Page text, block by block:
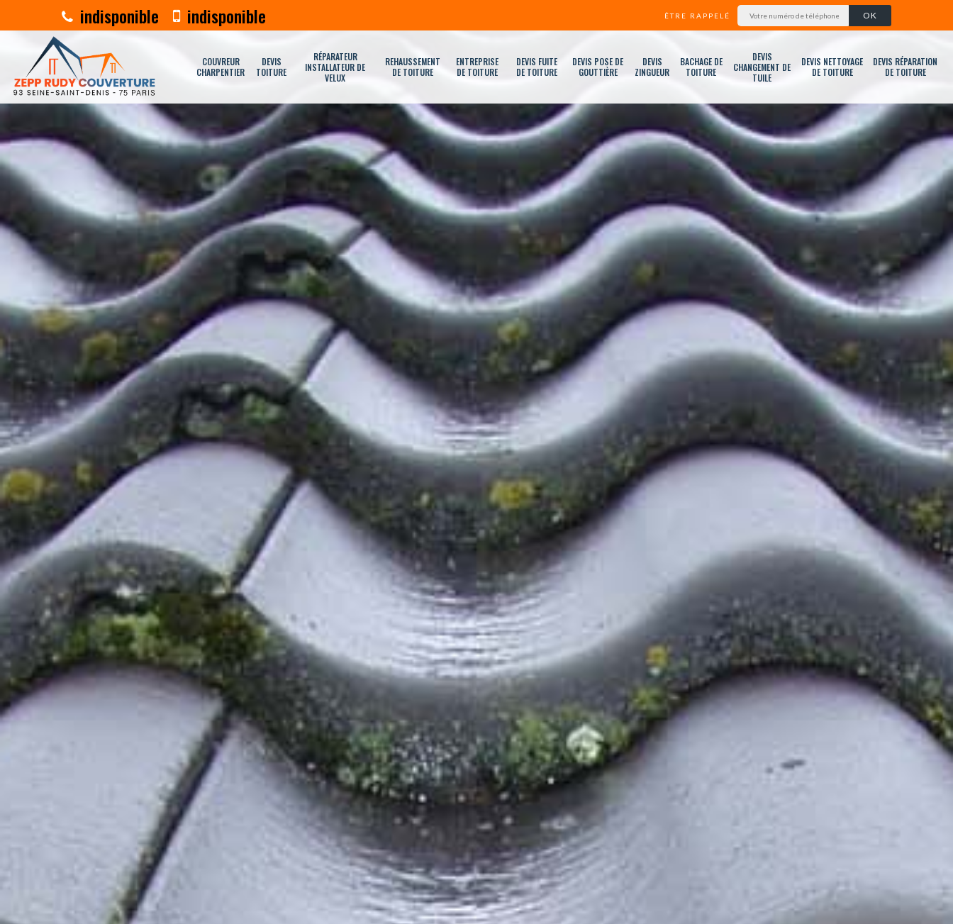
indisponible indisponible ÊTRE RAPPELÉ
COUVREUR
CHARPENTIER
DEVIS
TOITURE
RÉPARATEUR
INSTALLATEUR DE
VELUX
REHAUSSEMENT
DE TOITURE
ENTREPRISE
DE TOITURE
DEVIS FUITE
DE TOITURE
DEVIS POSE DE
GOUTTIÈRE
DEVIS
ZINGUEUR
BACHAGE DE
TOITURE
DEVIS
CHANGEMENT DE
TUILE
DEVIS NETTOYAGE
DE TOITURE
DEVIS RÉPARATION
DE TOITURE